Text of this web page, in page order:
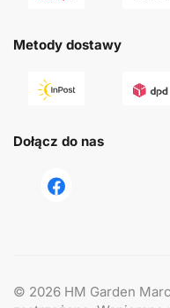
Metody dostawy
Dołącz do nas
© 2026 HM Garden